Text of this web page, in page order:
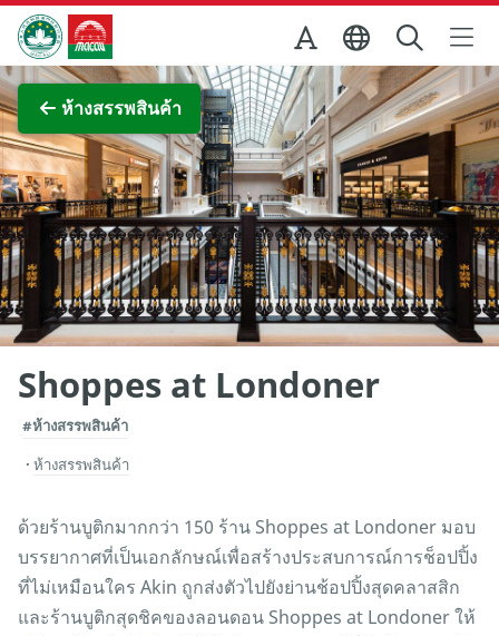
Skip to Main Content
สำนักงานการท่องเที่ยวของรัฐบาลมาเก๊า
ห้างสรรพสินค้า
ภาพขยาย
Shoppes at Londoner
#ห้างสรรพสินค้า
ห้างสรรพสินค้า
ด้วยร้านบูติกมากกว่า 150 ร้าน Shoppes at Londoner มอบ
บรรยากาศที่เป็นเอกลักษณ์เพื่อสร้างประสบการณ์การช็อปปิ้ง
ที่ไม่เหมือนใคร Akin ถูกส่งตัวไปยังย่านช้อปปิ้งสุดคลาสสิก
และร้านบูติกสุดชิคของลอนดอน Shoppes at Londoner ให้